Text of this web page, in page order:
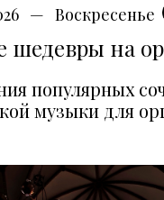
Воскресенье
шедевры на
популярных
музыки для